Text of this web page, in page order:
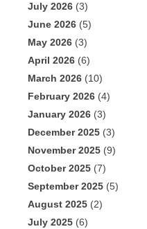
July 2026 (3)
June 2026 (5)
May 2026 (3)
April 2026 (6)
March 2026 (10)
February 2026 (4)
January 2026 (3)
December 2025 (3)
November 2025 (9)
October 2025 (7)
September 2025 (5)
August 2025 (2)
July 2025 (6)